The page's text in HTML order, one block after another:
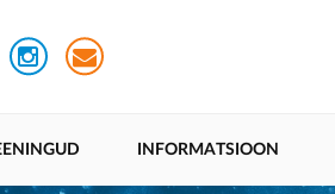
INFORMATSIOON